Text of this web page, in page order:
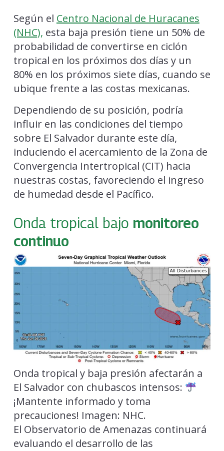
Según el Centro Nacional de Huracanes
(NHC), esta baja presión tiene un 50% de
probabilidad de convertirse en ciclón
tropical en los próximos dos días y un
80% en los próximos siete días, cuando se
ubique frente a las costas mexicanas.
Dependiendo de su posición, podría
influir en las condiciones del tiempo
sobre El Salvador durante este día,
induciendo el acercamiento de la Zona de
Convergencia Intertropical (CIT) hacia
nuestras costas, favoreciendo el ingreso
de humedad desde el Pacífico.
Onda tropical bajo monitoreo
continuo
Onda tropical y baja presión afectarán a
El Salvador con chubascos intensos:
¡Mantente informado y toma
precauciones! Imagen: NHC.
El Observatorio de Amenazas continuará
evaluando el desarrollo de las